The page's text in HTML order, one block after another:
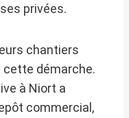
privées.
chantiers
cette démarche.
à Niort a
commercial,